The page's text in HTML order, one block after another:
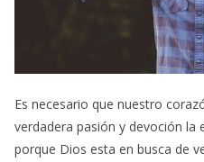
Es necesario que nuestro
verdadera pasión y devoción la
porque Dios esta en busca de